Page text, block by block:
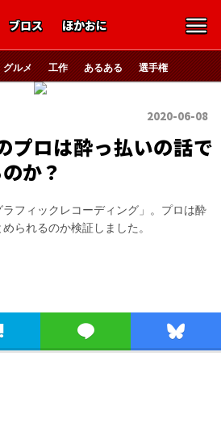
ブロス ほかおに
グルメ 工作 あるある 選手権
2020-06-08
プロは酔っ払いの話で
か？
フィックレコーディング」。プロは酔
られるのか検証しました。